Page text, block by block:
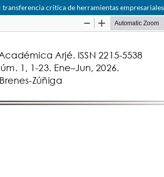
crítica de herramientas